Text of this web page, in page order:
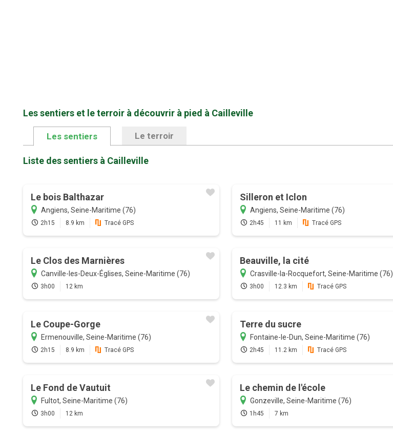
Les sentiers et le terroir à découvrir à pied à Cailleville
Les sentiers Le terroir
Liste des sentiers à Cailleville
Le bois Balthazar
Angiens, Seine-Maritime (76)
2h15 8.9 km Tracé GPS
Silleron et Iclon
Angiens, Seine-Maritime (76)
2h45 11 km Tracé GPS
Le Clos des Marnières
Canville-les-Deux-Églises, Seine-Maritime (76)
3h00 12 km
Beauville, la cité
Crasville-la-Rocquefort, Seine-Maritime (76)
3h00 12.3 km Tracé GPS
Le Coupe-Gorge
Ermenouville, Seine-Maritime (76)
2h15 8.9 km Tracé GPS
Terre du sucre
Fontaine-le-Dun, Seine-Maritime (76)
2h45 11.2 km Tracé GPS
Le Fond de Vautuit
Fultot, Seine-Maritime (76)
3h00 12 km
Le chemin de l'école
Gonzeville, Seine-Maritime (76)
1h45 7 km